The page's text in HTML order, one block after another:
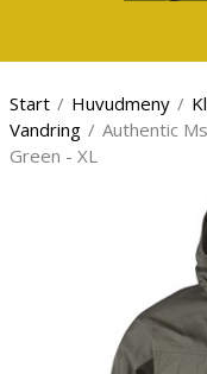
Start / Huvudmeny /
Vandring / Authentic
Green - XL